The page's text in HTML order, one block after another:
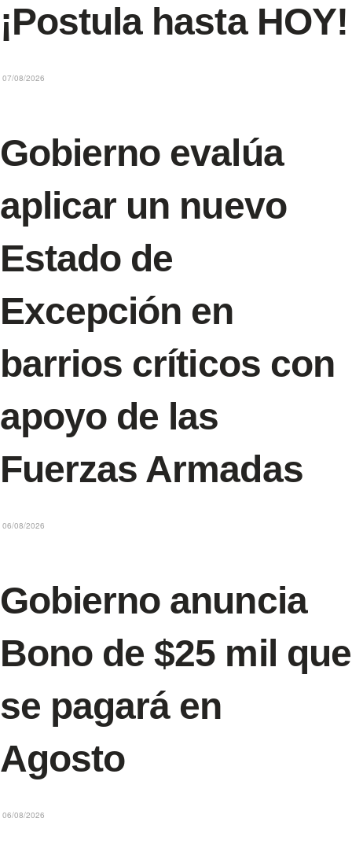
¡Postula hasta HOY!
07/08/2026
Gobierno evalúa
aplicar un nuevo
Estado de
Excepción en
barrios críticos con
apoyo de las
Fuerzas Armadas
06/08/2026
Gobierno anuncia
Bono de $25 mil que
se pagará en
Agosto
06/08/2026